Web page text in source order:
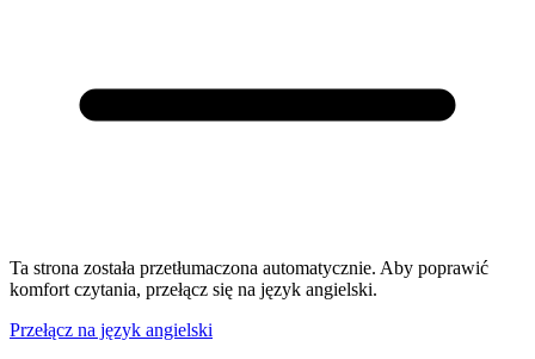
Ta strona została przetłumaczona automatycznie. Aby poprawić
komfort czytania, przełącz się na język angielski.
Przełącz na język angielski